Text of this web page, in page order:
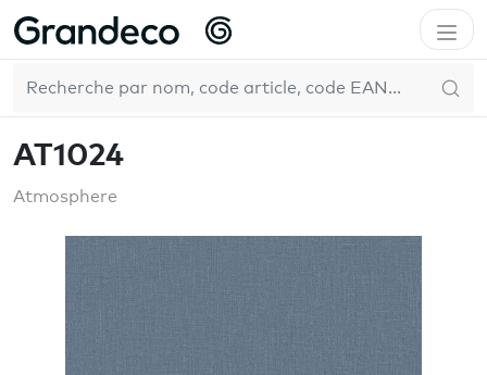
Accueil GrandecoBoutique
Pure & Protect
AT1024
Atmosphere